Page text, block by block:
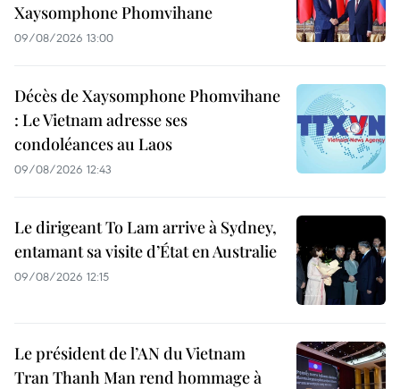
Xaysomphone Phomvihane
09/08/2026 13:00
Décès de Xaysomphone Phomvihane
: Le Vietnam adresse ses
condoléances au Laos
09/08/2026 12:43
Le dirigeant To Lam arrive à Sydney,
entamant sa visite d’État en Australie
09/08/2026 12:15
Le président de l’AN du Vietnam
Tran Thanh Man rend hommage à